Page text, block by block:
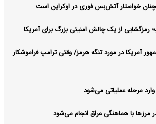
خواستار آتش‌بس فوری در اوکراین است
رمزگشایی از یک چالش امنیتی بزرگ برای آمریکا
آمریکا در مورد تنگه هرمز/ وقتی ترامپ فراموشکار
مرحله عملیاتی می‌شود
مرزها با هماهنگی عراق انجام می‌شود